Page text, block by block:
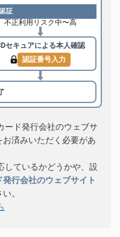
証
不正利用リスク中〜高
セキュアによる本人確認
認証番号入力
ード発行会社のウェブサ
済みいただく必要があ
しているかどうかや、設
発行会社のウェブサイト
。